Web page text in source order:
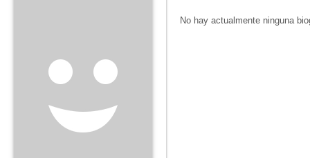
No hay actualmente ninguna